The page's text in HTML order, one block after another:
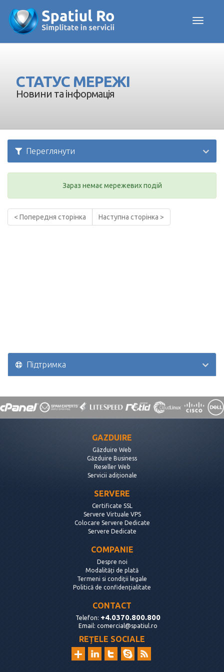
Toggle
СТАТУС МЕРЕЖІ
Новини та інформація
Переглянути
Зараз немає мережевих подій
< Попередня сторінка Наступна сторінка >
Підтримка
GAZDUIRE
Găzduire Web
Găzduire Business
Reseller Web
Servicii adiționale
SERVERE
Certificate SSL
Servere Virtuale VPS
Colocare Servere Dedicate
Servere Dedicate
COMPANIE
Despre noi
Modalități de plată
Termeni si condiții legale
Politică de confidențialitate
CONTACT
Telefon: +4.0370.800.800
Email: comercial@spatiul.ro
REȚELE SOCIALE